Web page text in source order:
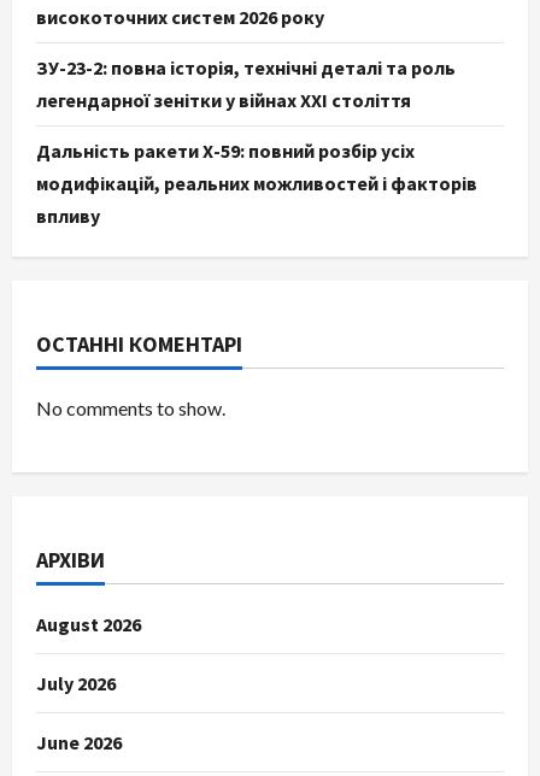
високоточних систем 2026 року
ЗУ-23-2: повна історія, технічні деталі та роль
легендарної зенітки у війнах XXI століття
Дальність ракети Х-59: повний розбір усіх
модифікацій, реальних можливостей і факторів
впливу
ОСТАННІ КОМЕНТАРІ
No comments to show.
АРХІВИ
August 2026
July 2026
June 2026